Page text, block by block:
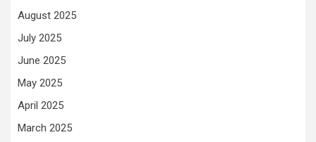
August 2025
July 2025
June 2025
May 2025
April 2025
March 2025